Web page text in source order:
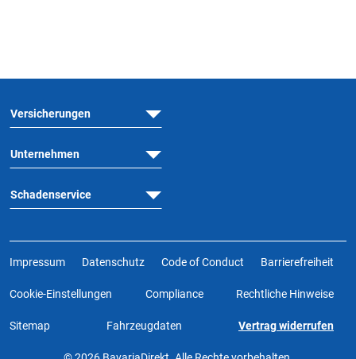
Versicherungen
Unternehmen
Schadenservice
Impressum Datenschutz Code of Conduct Barrierefreiheit
Cookie-Einstellungen Compliance Rechtliche Hinweise
Sitemap Fahrzeugdaten Vertrag widerrufen